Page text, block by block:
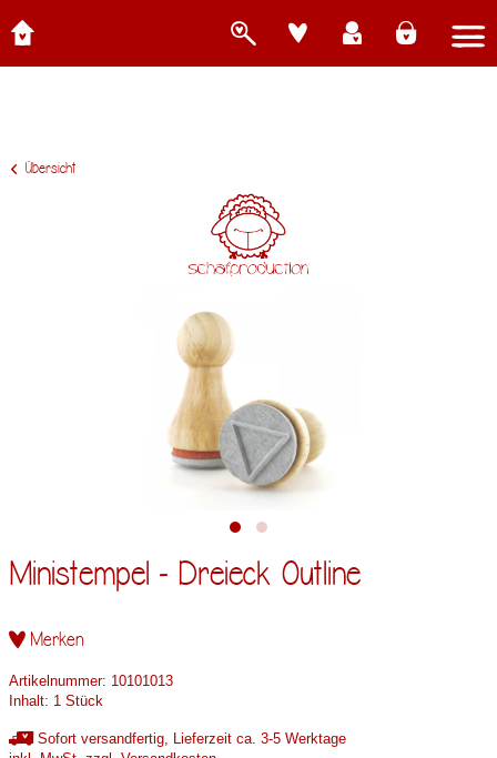
Übersicht
Ministempel - Dreieck Outline
Merken
Artikelnummer: 10101013
Inhalt: 1 Stück
Sofort versandfertig, Lieferzeit ca. 3-5 Werktage